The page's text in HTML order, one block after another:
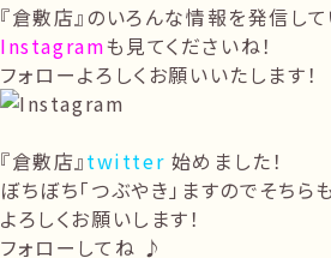
『倉敷店』のいろんな情報を発信し
Instagramも見てくださいね！
フォローよろしくお願いいたします！
『倉敷店』twitter 始めました！
ぼちぼち「つぶやき」ますのでそちら
よろしくお願いします！
フォローしてね ♪